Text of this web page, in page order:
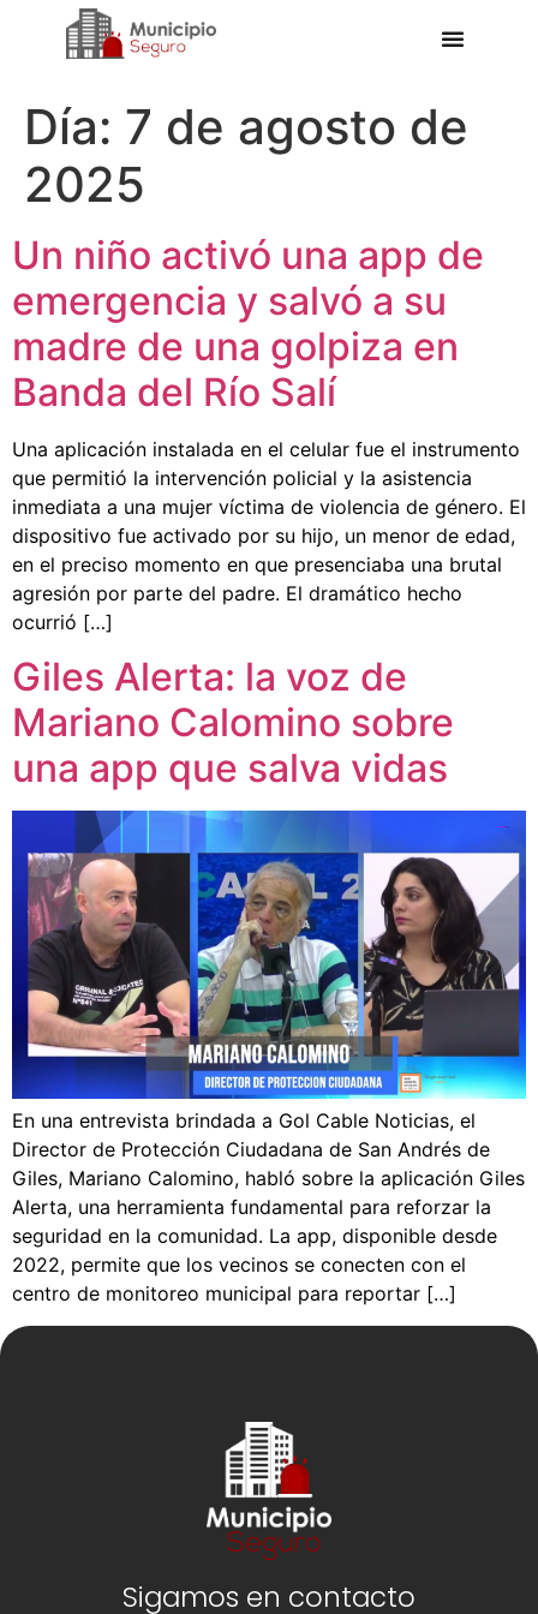
Día: 7 de agosto de
2025
Un niño activó una app de
emergencia y salvó a su
madre de una golpiza en
Banda del Río Salí
Una aplicación instalada en el celular fue el instrumento
que permitió la intervención policial y la asistencia
inmediata a una mujer víctima de violencia de género. El
dispositivo fue activado por su hijo, un menor de edad,
en el preciso momento en que presenciaba una brutal
agresión por parte del padre. El dramático hecho
ocurrió […]
Giles Alerta: la voz de
Mariano Calomino sobre
una app que salva vidas
En una entrevista brindada a Gol Cable Noticias, el
Director de Protección Ciudadana de San Andrés de
Giles, Mariano Calomino, habló sobre la aplicación Giles
Alerta, una herramienta fundamental para reforzar la
seguridad en la comunidad. La app, disponible desde
2022, permite que los vecinos se conecten con el
centro de monitoreo municipal para reportar […]
Sigamos en contacto